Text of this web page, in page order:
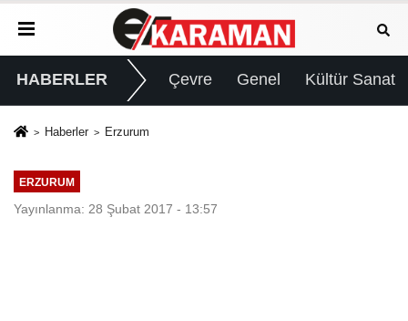
HABERLER Çevre Genel Kültür Sanat
Haberler Erzurum
ERZURUM
Yayınlanma: 28 Şubat 2017 - 13:57